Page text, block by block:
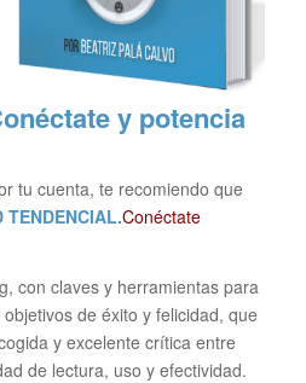
y potencia
tu cuenta, te recomiendo que
TENDENCIAL.Conéctate
con claves y herramientas para
de éxito y felicidad, que
y excelente crítica entre
de lectura, uso y efectividad.